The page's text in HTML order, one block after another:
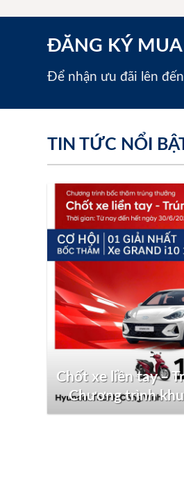
ĐĂNG KÝ MUA
Để nhận ưu đãi lên đến
TIN TỨC NỔI
Chốt xe liền tay –
Chương trình